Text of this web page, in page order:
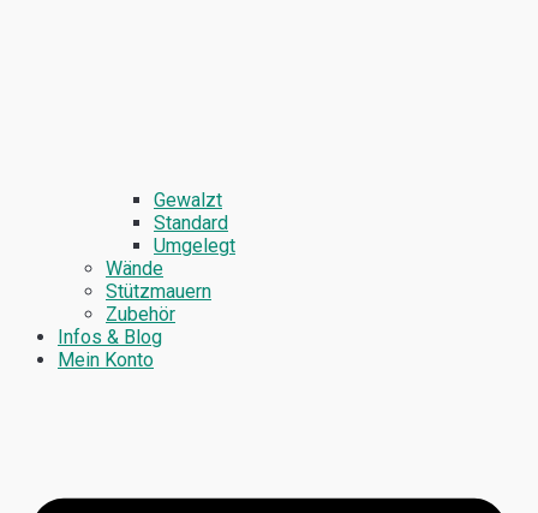
Gewalzt
Standard
Umgelegt
Wände
Stützmauern
Zubehör
Infos & Blog
Mein Konto